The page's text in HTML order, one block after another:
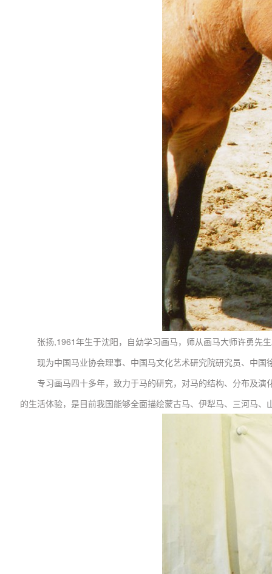
张扬,1961年生于沈阳，自幼学习画马，师从画马大师许勇先
现为中国马业协会理事、中国马文化艺术研究院研究员、中国
专习画马四十多年，致力于马的研究，对马的结构、分布及
的生活体验，是目前我国能够全面描绘蒙古马、伊犁马、三河马